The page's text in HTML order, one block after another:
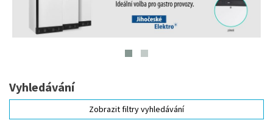
Vyhledávání
Zobrazit filtry vyhledávání